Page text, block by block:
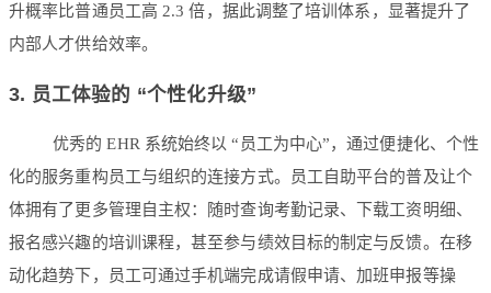
升概率比普通员工高 2.3 倍，据此调整了培训体系，显著提升了
内部人才供给效率。
3. 员工体验的 “个性化升级”
优秀的 EHR 系统始终以 “员工为中心”，通过便捷化、个性
化的服务重构员工与组织的连接方式。员工自助平台的普及让个
体拥有了更多管理自主权：随时查询考勤记录、下载工资明细、
报名感兴趣的培训课程，甚至参与绩效目标的制定与反馈。在移
动化趋势下，员工可通过手机端完成请假申请、加班申报等操